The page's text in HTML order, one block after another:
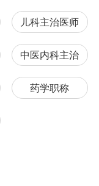
儿科主治医师
中医内科主治
药学职称